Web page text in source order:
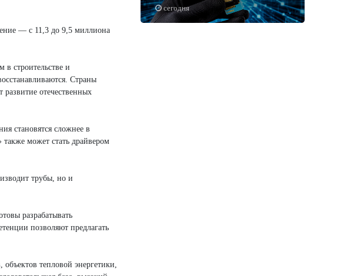
— с 11,3 до 9,5 миллиона
строительстве и
Страны
отечественных
становятся сложнее в
может стать драйвером
трубы, но и
разрабатывать
позволяют предлагать
тепловой энергетики,
сегодня